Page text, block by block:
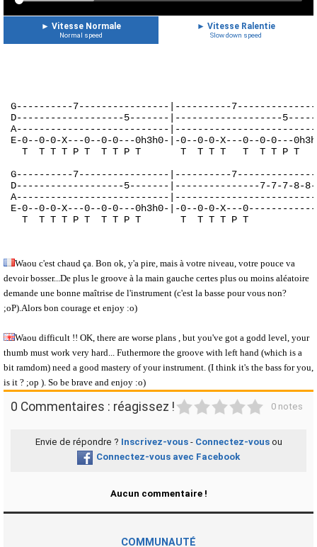
► Vitesse Normale
Normal speed
► Vitesse Ralentie
Slow down speed
G----------7----------------|----------
D-------------------5-------|-------------------
A---------------------------
E-0--0-0-X---0--0-0---0h3h0-|-0--0-0-X---0--0-0---
  T  T T T P T  T T P T       T  T T T   T  T T P T
G----------7----------------|----------
D-------------------5-------|---------------7-7-7-8-
A---------------------------
E-0--0-0-X---0--0-0---0h3h0-|-0--0-0-X---
  T  T T T P T  T T P T       T  T T T P T
Waou c'est chaud ça. Bon ok, y'a pire, mais à votre niveau, votre pouce va
devoir bosser...De plus le groove à la main gauche certes plus ou moins aléatoire
demande une bonne maîtrise de l'instrument (c'est la basse pour vous non?
;oP).Alors bon courage et enjoy :o)
Waou difficult !! OK, there are worse plans , but you've got a godd level, your
thumb must work very hard... Futhermore the groove with left hand (which is a
bit ramdom) need a good mastery of your instrument. (I think it's the bass for you,
is it ? ;op ). So be brave and enjoy :o)
0 Commentaires : réagissez ! 0 notes
Envie de répondre ? Inscrivez-vous- Connectez-vousou
Connectez-vous avec Facebook
Aucun commentaire !
COMMUNAUTÉ